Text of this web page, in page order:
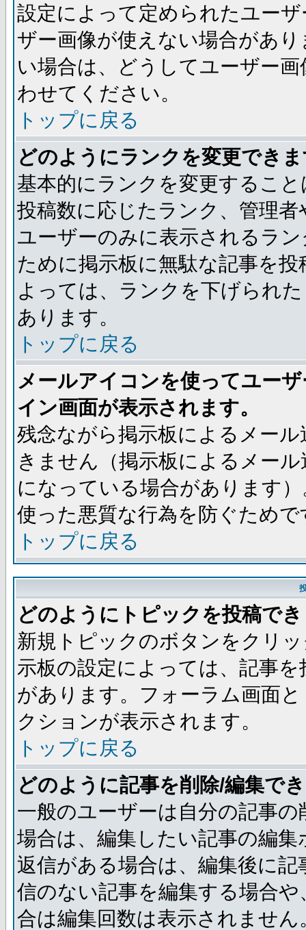
設定によって定められたユー
ザー画像が使えない場合があ
い場合は、どうしてユーザー
わせてください。
トップに戻る
どのようにランクを変更でき
基本的にランクを変更するこ
投稿数に応じたランク、管理
ユーザーのみに表示されるラ
ために掲示板に無駄な記事を
よっては、ランクを下げられ
あります。
トップに戻る
メールアイコンを使ってユー
イン画面が表示されます。
残念ながら掲示板によるメー
きません（掲示板によるメー
になっている場合があります
使った悪質な行為を防ぐためで
トップに戻る
どのようにトピックを投稿で
新規トピックのボタンをクリ
示板の設定によっては、記事
があります。フォーラム画面
クションが表示されます。
トップに戻る
どのように記事を削除/編集で
一般のユーザーは自分の記事
場合は、編集したい記事の編
返信がある場合は、編集後に
信のない記事を編集する場合
合は編集回数は表示されませ